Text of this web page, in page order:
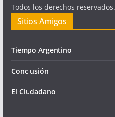
Todos los derechos reservados.
Sitios Amigos
Tiempo Argentino
Conclusión
El Ciudadano